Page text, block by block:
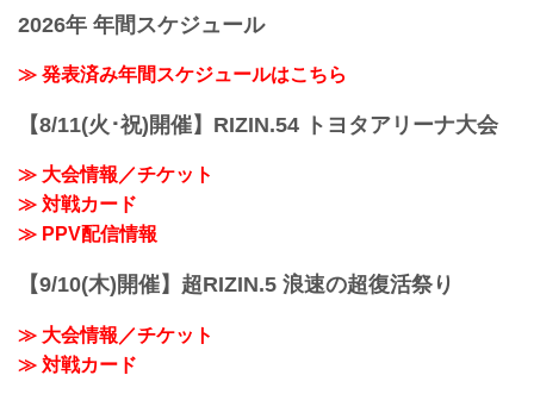
RIZIN キックボクシングトーナメントル
（LOSE）皇治 vs. 白鳥大珠（WIN）
≫ 試合結果詳細
第12試合／バンタム級トーナメント 1回
2026年 年間スケジュール
≫ 発表済み年間スケジュールはこちら
【8/11(火･祝)開催】RIZIN.54 トヨタアリーナ大会
≫ 大会情報／チケット
≫ 対戦カード
≫ PPV配信情報
【9/10(木)開催】超RIZIN.5 浪速の超復活祭り
≫ 大会情報／チケット
≫ 対戦カード